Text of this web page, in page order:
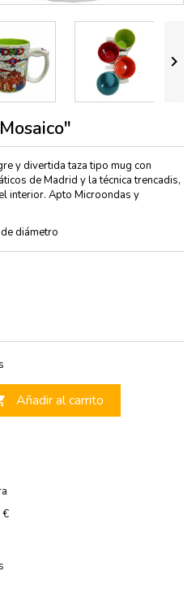

y divertida taza tipo mug con
de Madrid y la técnica trencadis,
interior. Apto Microondas y
diámetro
Añadir al carrito
€